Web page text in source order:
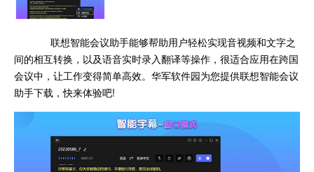
联想智能会议助手能够帮助用户轻松实现音视频和文字之
间的相互转换，以及语音实时录入翻译等操作，很适合应用在跨国
会议中，让工作变得简单高效。华军软件园为您提供联想智能会议
助手下载，快来体验吧!